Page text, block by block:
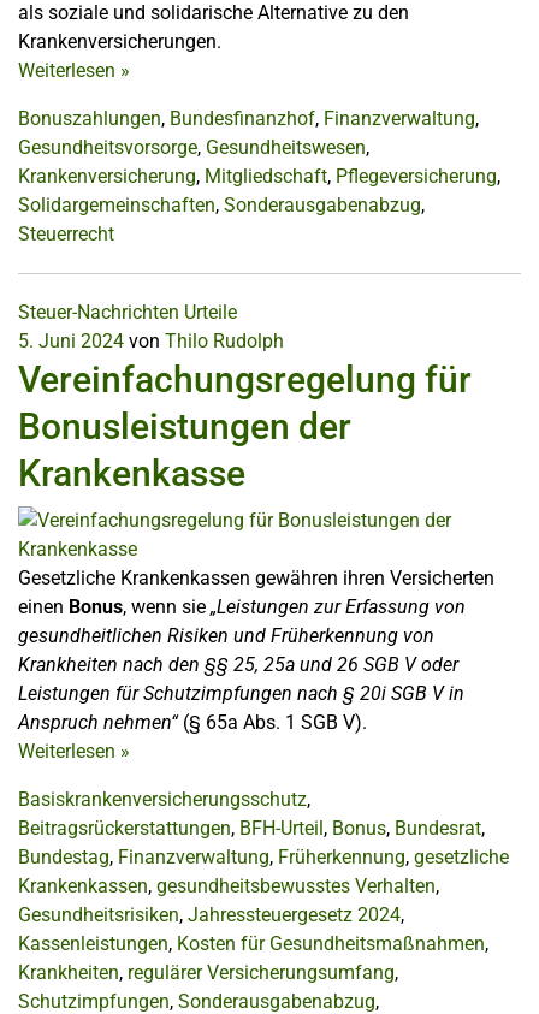
als soziale und solidarische Alternative zu den
Krankenversicherungen.
Weiterlesen »
Bonuszahlungen, Bundesfinanzhof, Finanzverwaltung,
Gesundheitsvorsorge, Gesundheitswesen,
Krankenversicherung, Mitgliedschaft, Pflegeversicherung,
Solidargemeinschaften, Sonderausgabenabzug,
Steuerrecht
Steuer-Nachrichten Urteile
5. Juni 2024 von Thilo Rudolph
Vereinfachungsregelung für
Bonusleistungen der
Krankenkasse
Gesetzliche Krankenkassen gewähren ihren Versicherten
einen Bonus, wenn sie „Leistungen zur Erfassung von
gesundheitlichen Risiken und Früherkennung von
Krankheiten nach den §§ 25, 25a und 26 SGB V oder
Leistungen für Schutzimpfungen nach § 20i SGB V in
Anspruch nehmen“(§ 65a Abs. 1 SGB V).
Weiterlesen »
Basiskrankenversicherungsschutz,
Beitragsrückerstattungen, BFH-Urteil, Bonus, Bundesrat,
Bundestag, Finanzverwaltung, Früherkennung, gesetzliche
Krankenkassen, gesundheitsbewusstes Verhalten,
Gesundheitsrisiken, Jahressteuergesetz 2024,
Kassenleistungen, Kosten für Gesundheitsmaßnahmen,
Krankheiten, regulärer Versicherungsumfang,
Schutzimpfungen, Sonderausgabenabzug,